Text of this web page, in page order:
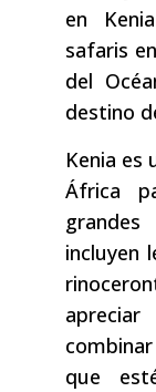
en
safaris
del
destino
Kenia es
África
incluyen
que